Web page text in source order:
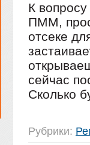
К
ПММ,
отсеке
сейчас
Сколько
Рубрики: